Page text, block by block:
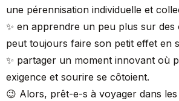
une pérennisation individuelle et
✨ en apprendre un peu plus sur
peut toujours faire son petit effet en
✨ partager un moment innovant où
exigence et sourire se côtoient.
😉 Alors, prêt-e-s à voyager dans